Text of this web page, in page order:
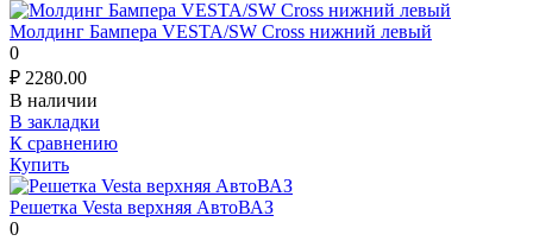
Молдинг Бампера VESTA/SW Cross нижний левый
0
₽ 2280.00
В наличии
В закладки
К сравнению
Купить
Решетка Vesta верхняя АвтоВАЗ
0